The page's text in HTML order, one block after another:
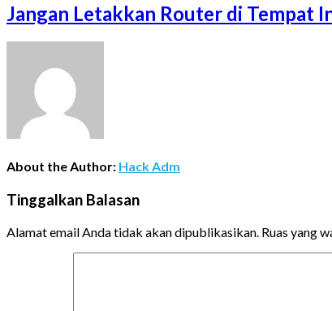
Jangan Letakkan Router di Tempat
About the Author: Hack Adm
Tinggalkan Balasan
Alamat email Anda tidak akan dipublikasikan. Ruas yang